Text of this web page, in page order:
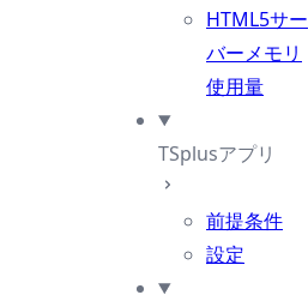
HTML5サー
バーメモリ
使用量
TSplusアプリ
前提条件
設定